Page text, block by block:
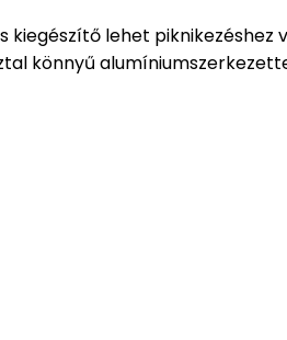
lehet piknikezéshez
könnyű